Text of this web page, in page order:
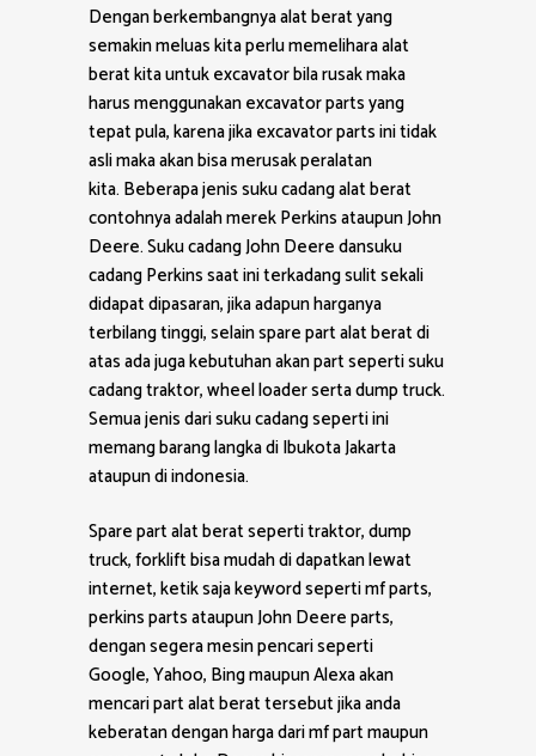
Dengan berkembangnya alat berat yang
semakin meluas kita perlu memelihara alat
berat kita untuk excavator bila rusak maka
harus menggunakan excavator parts yang
tepat pula, karena jika excavator parts ini tidak
asli maka akan bisa merusak peralatan
kita. Beberapa jenis suku cadang alat berat
contohnya adalah merek Perkins ataupun John
Deere. Suku cadang John Deere dansuku
cadang Perkins saat ini terkadang sulit sekali
didapat dipasaran, jika adapun harganya
terbilang tinggi, selain spare part alat berat di
atas ada juga kebutuhan akan part seperti suku
cadang traktor, wheel loader serta dump truck.
Semua jenis dari suku cadang seperti ini
memang barang langka di Ibukota Jakarta
ataupun di indonesia.
Spare part alat berat seperti traktor, dump
truck, forklift bisa mudah di dapatkan lewat
internet, ketik saja keyword seperti mf parts,
perkins parts ataupun John Deere parts,
dengan segera mesin pencari seperti
Google, Yahoo, Bing maupun Alexa akan
mencari part alat berat tersebut jika anda
keberatan dengan harga dari mf part maupun